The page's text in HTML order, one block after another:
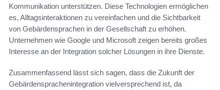
Kommunikation unterstützen. Diese Technologien ermöglichen
es, Alltagsinteraktionen zu vereinfachen und die Sichtbarkeit
von Gebärdensprachen in der Gesellschaft zu erhöhen.
Unternehmen wie Google und Microsoft zeigen bereits großes
Interesse an der Integration solcher Lösungen in ihre Dienste.
Zusammenfassend lässt sich sagen, dass die Zukunft der
Gebärdensprachenintegration vielversprechend ist, da